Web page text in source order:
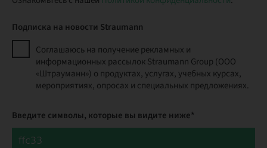
Подписка на новости Straumann
Соглашаюсь на получение рекламных и
информационных рассылок Straumann Group (ООО
«Штрауманн») о продуктах, услугах, учебных курсах,
мероприятиях, опросах и специальных предложениях.
Введите символы, которые вы видите ниже*